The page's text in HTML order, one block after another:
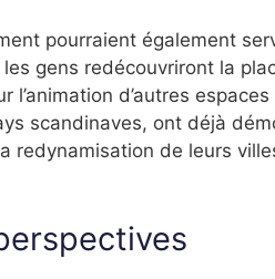
pourraient également
gens redécouvriront la
l’animation d’autres
scandinaves, ont déjà
redynamisation de leurs